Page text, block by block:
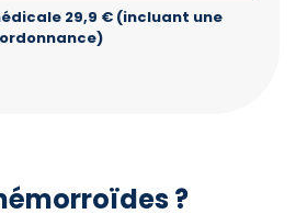
29,9 € (incluant une
ordonnance)
?